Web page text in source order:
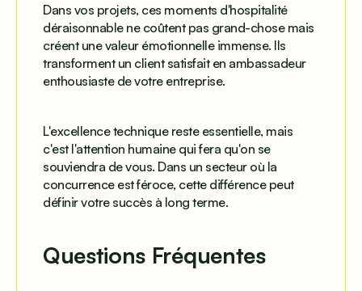
Dans vos projets, ces moments d'hospitalité
déraisonnable ne coûtent pas grand-chose mais
créent une valeur émotionnelle immense. Ils
transforment un client satisfait en ambassadeur
enthousiaste de votre entreprise.
L'excellence technique reste essentielle, mais
c'est l'attention humaine qui fera qu'on se
souviendra de vous. Dans un secteur où la
concurrence est féroce, cette différence peut
définir votre succès à long terme.
Questions Fréquentes